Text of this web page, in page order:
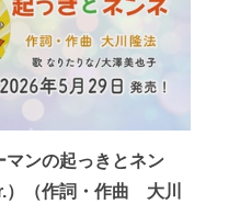
マンの起っきとネン
）（作詞・作曲 大川